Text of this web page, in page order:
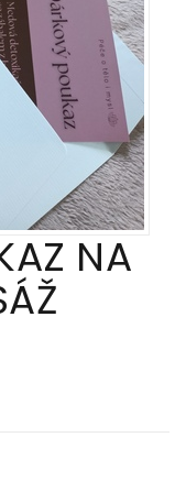
NA